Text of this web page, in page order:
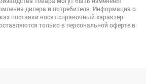
дилера и потребителя. Информация о
поставки носят справочный характер.
только в персональной оферте в